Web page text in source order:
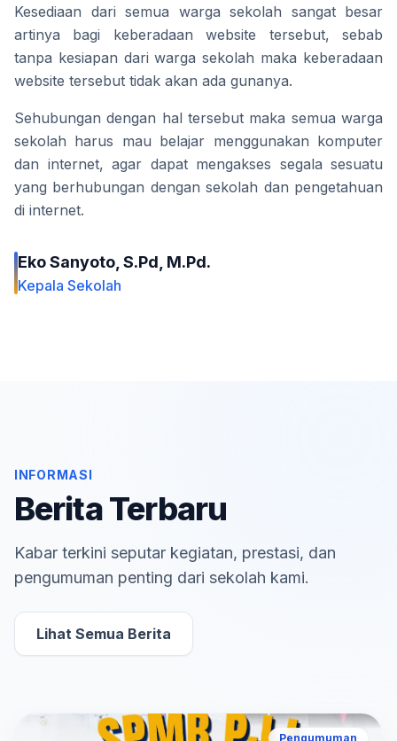
Kesediaan dari semua warga sekolah sangat besar
artinya bagi keberadaan website tersebut, sebab
tanpa kesiapan dari warga sekolah maka keberadaan
website tersebut tidak akan ada gunanya.
Sehubungan dengan hal tersebut maka semua warga
sekolah harus mau belajar menggunakan komputer
dan internet, agar dapat mengakses segala sesuatu
yang berhubungan dengan sekolah dan pengetahuan
di internet.
Eko Sanyoto, S.Pd, M.Pd.
Kepala Sekolah
INFORMASI
Berita Terbaru
Kabar terkini seputar kegiatan, prestasi, dan
pengumuman penting dari sekolah kami.
Lihat Semua Berita
Pengumuman